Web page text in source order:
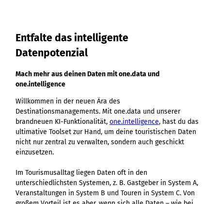
Entfalte das intelligente
Datenpotenzial
Mach mehr aus deinen Daten mitone.dataund
one.intelligence
Willkommen in der neuen Ära des
Destinationsmanagements. Mit one.data und unserer
brandneuen KI-Funktionalität, one.intelligence, hast du das
ultimative Toolset zur Hand, um deine touristischen Daten
nicht nur zentral zu verwalten, sondern auch geschickt
einzusetzen.
Im Tourismusalltag liegen Daten oft in den
unterschiedlichsten Systemen, z. B. Gastgeber in System A,
Veranstaltungen in System B und Touren in System C. Von